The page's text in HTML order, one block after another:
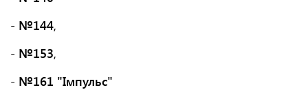
- №144,
- №153,
- №161 "Імпульс"